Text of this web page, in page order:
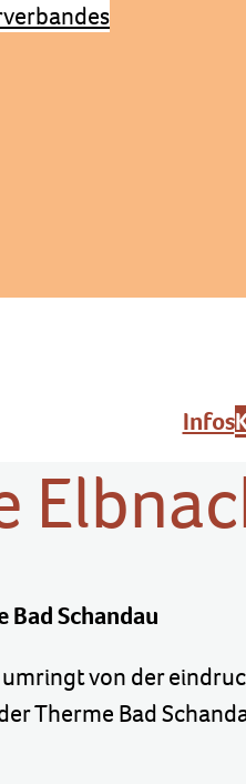
Infos
Bad Schandau
von der
Therme Bad